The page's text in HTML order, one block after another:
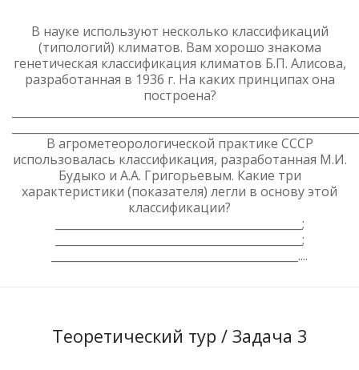
В науке используют несколько классификаций
(типологий) климатов. Вам хорошо знакома
генетическая классификация климатов Б.П. Алисова,
разработанная в 1936 г. На каких принципах она
построена?
В агрометеорологической практике СССР
использовалась классификация, разработанная М.И.
Будыко и А.А. Григорьевым. Какие три
характеристики (показателя) легли в основу этой
классификации?
____________________________________________;
____________________________________________;
____________________________________________....
Теоретический тур / Задача 3